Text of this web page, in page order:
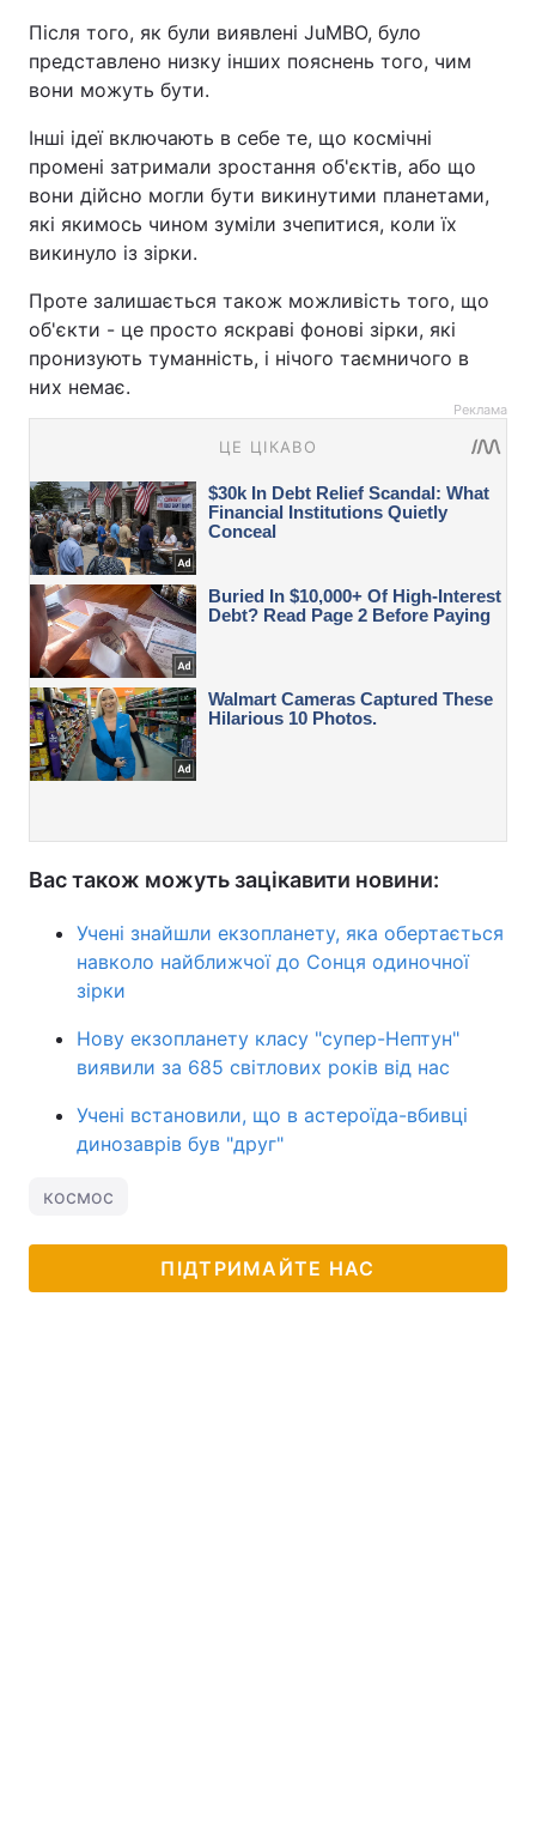
Після того, як були виявлені JuMBO, було
представлено низку інших пояснень того, чим
вони можуть бути.
Інші ідеї включають в себе те, що космічні
промені затримали зростання об'єктів, або що
вони дійсно могли бути викинутими планетами,
які якимось чином зуміли зчепитися, коли їх
викинуло із зірки.
Проте залишається також можливість того, що
об'єкти - це просто яскраві фонові зірки, які
пронизують туманність, і нічого таємничого в
них немає.
Реклама
Вас також можуть зацікавити новини:
Учені знайшли екзопланету, яка обертається
навколо найближчої до Сонця одиночної
зірки
Нову екзопланету класу "супер-Нептун"
виявили за 685 світлових років від нас
Учені встановили, що в астероїда-вбивці
динозаврів був "друг"
космос
ПІДТРИМАЙТЕ НАС